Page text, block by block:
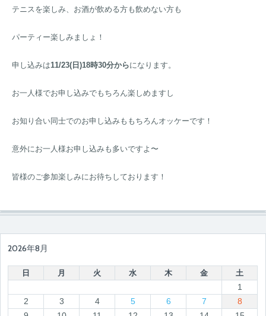
テニスを楽しみ、お酒が飲める方も飲めない方も
パーティー楽しみましょ！
申し込みは11/23(日)18時30分からになります。
お一人様でお申し込みでもちろん楽しめますし
お知り合い同士でのお申し込みももちろんオッケーです！
意外にお一人様お申し込みも多いですよ〜
皆様のご参加楽しみにお待ちしております！
2026年8月
日 月 火 水 木 金 土
1
2
3 4 5 6 7
8